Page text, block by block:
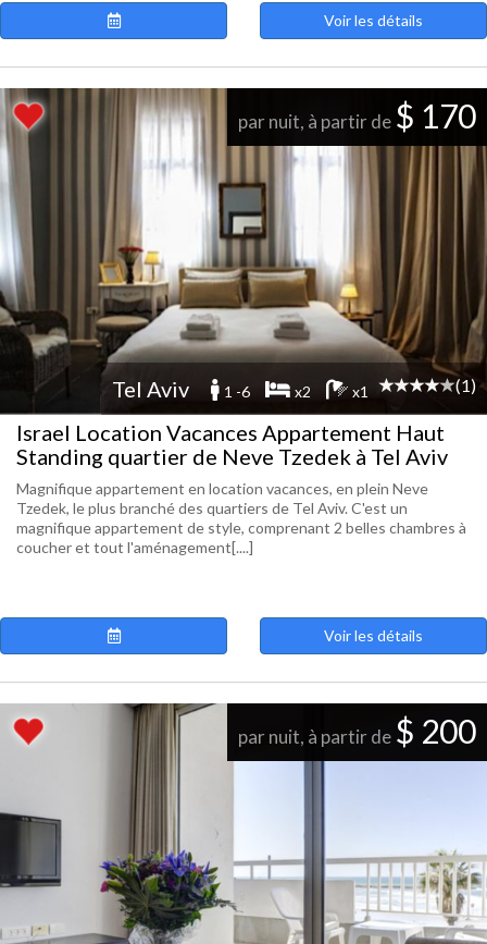
Voir les détails
par nuit, à partir de $ 170
Tel Aviv 1 -6 x2 x1 (1)
Israel Location Vacances Appartement Haut
Standing quartier de Neve Tzedek à Tel Aviv
Magnifique appartement en location vacances, en plein Neve
Tzedek, le plus branché des quartiers de Tel Aviv. C'est un
magnifique appartement de style, comprenant 2 belles chambres à
coucher et tout l'aménagement[....]
Voir les détails
par nuit, à partir de $ 200